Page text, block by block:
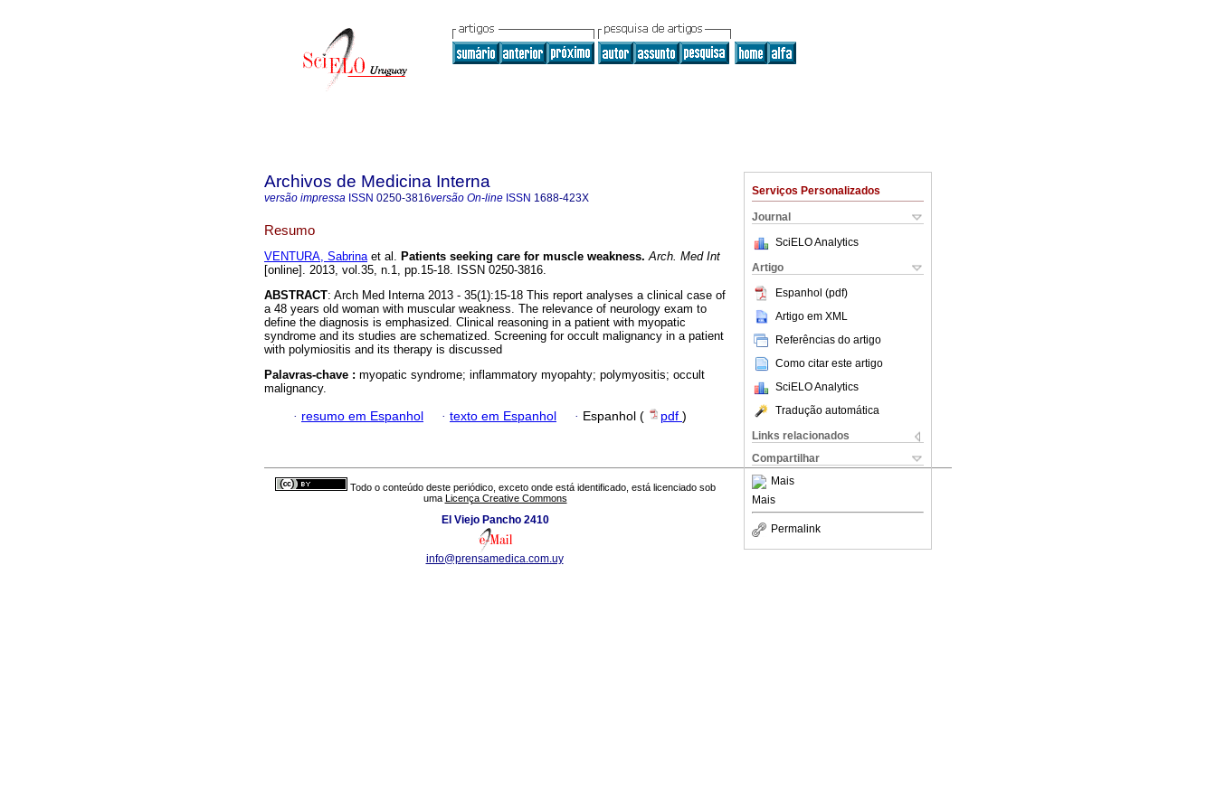
Serviços Personalizados
Journal
SciELO Analytics
Artigo
Espanhol (pdf)
Artigo em XML
Referências do artigo
Como citar este artigo
SciELO Analytics
Tradução automática
Links relacionados
Compartilhar
Mais
Mais
Permalink
Archivos de Medicina Interna
versão impressa ISSN 0250-3816versão On-line ISSN 1688-423X
Resumo
VENTURA, Sabrinaet al. Patients seeking care for muscle weakness. Arch. Med Int
[online]. 2013, vol.35, n.1, pp.15-18. ISSN 0250-3816.
ABSTRACT: Arch Med Interna 2013 - 35(1):15-18 This report analyses a clinical case of
a 48 years old woman with muscular weakness. The relevance of neurology exam to
define the diagnosis is emphasized. Clinical reasoning in a patient with myopatic
syndrome and its studies are schematized. Screening for occult malignancy in a patient
with polymiositis and its therapy is discussed
Palavras-chave : myopatic syndrome; inflammatory myopahty; polymyositis; occult
malignancy.
· resumo em Espanhol · texto em Espanhol · Espanhol ( pdf )
Todo o conteúdo deste periódico, exceto onde está identificado, está licenciado sob
uma Licença Creative Commons
El Viejo Pancho 2410
info@prensamedica.com.uy